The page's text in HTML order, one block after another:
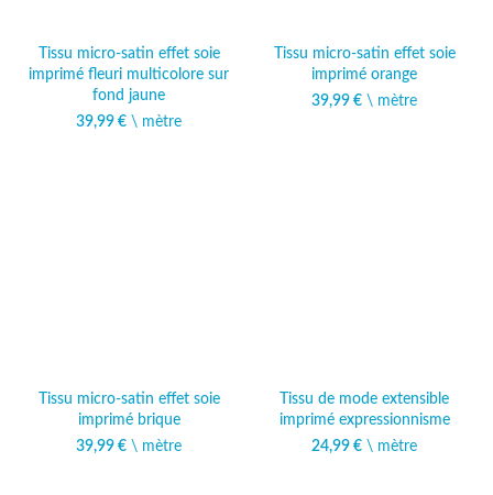
Tissu micro-satin effet soie
imprimé fleuri multicolore sur
fond jaune
39,99 € \ mètre
Tissu micro-satin effet soie
imprimé orange
39,99 € \ mètre
Tissu micro-satin effet soie
imprimé brique
39,99 € \ mètre
Tissu de mode extensible
imprimé expressionnisme
24,99 € \ mètre